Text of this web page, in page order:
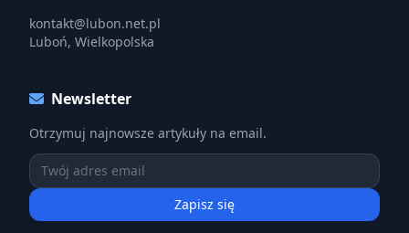
kontakt@lubon.net.pl
Luboń, Wielkopolska
Newsletter
Otrzymuj najnowsze artykuły na email.
Zapisz się